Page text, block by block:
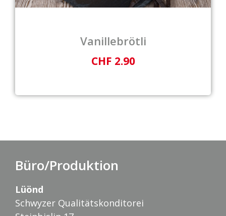
Vanillebrötli
CHF 2.90
Büro/Produktion
Lüönd
Schwyzer Qualitätskonditorei